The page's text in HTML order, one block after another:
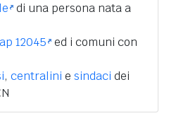
di una persona nata a
12045 ed i comuni con
, centralini e sindaci dei